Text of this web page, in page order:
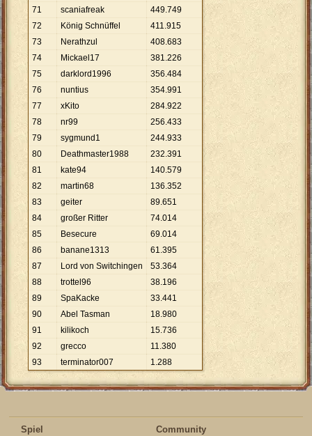
71
scaniafreak 449.749
72
König Schnüffel 411.915
73
Nerathzul 408.683
74
Mickael17 381.226
75
darklord1996 356.484
76
nuntius 354.991
77
xKito 284.922
78
nr99 256.433
79
sygmund1 244.933
80
Deathmaster1988 232.391
81
kate94 140.579
82
martin68 136.352
83
geiter 89.651
84
großer Ritter 74.014
85
Besecure 69.014
86
banane1313 61.395
87
Lord von Switchingen 53.364
88
trottel96 38.196
89
SpaKacke 33.441
90
Abel Tasman 18.980
91
kilikoch 15.736
92
grecco 11.380
93
terminator007 1.288
Spiel Community